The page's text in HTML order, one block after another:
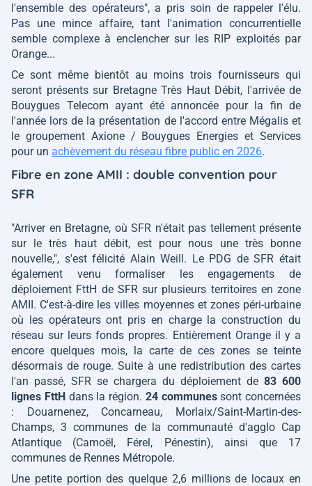
l'ensemble des opérateurs", a pris soin de rappeler l'élu.
Pas une mince affaire, tant l'animation concurrentielle
semble complexe à enclencher sur les RIP exploités par
Orange...
Ce sont même bientôt au moins trois fournisseurs qui
seront présents sur Bretagne Très Haut Débit, l'arrivée de
Bouygues Telecom ayant été annoncée pour la fin de
l'année lors de la présentation de l'accord entre Mégalis et
le groupement Axione / Bouygues Energies et Services
pour un achèvement du réseau fibre public en 2026.
Fibre en zone AMII : double convention pour
SFR
"Arriver en Bretagne, où SFR n'était pas tellement présente
sur le très haut débit, est pour nous une très bonne
nouvelle,", s'est félicité Alain Weill. Le PDG de SFR était
également venu formaliser les engagements de
déploiement FttH de SFR sur plusieurs territoires en zone
AMII. C'est-à-dire les villes moyennes et zones péri-urbaine
où les opérateurs ont pris en charge la construction du
réseau sur leurs fonds propres. Entièrement Orange il y a
encore quelques mois, la carte de ces zones se teinte
désormais de rouge. Suite à une redistribution des cartes
l'an passé, SFR se chargera du déploiement de 83 600
lignes FttHdans la région. 24 communessont concernées
: Douarnenez, Concarneau, Morlaix/Saint-Martin-des-
Champs, 3 communes de la communauté d'agglo Cap
Atlantique (Camoël, Férel, Pénestin), ainsi que 17
communes de Rennes Métropole.
Une petite portion des quelque 2,6 millions de locaux en